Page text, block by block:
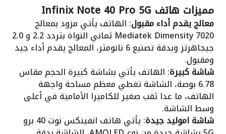
مميزات هاتف Infinix Note 40 Pro 5G
معالج يقدم أداء مقبول: الهاتف يأتي مزود بمعالج
Mediatek Dimensity 7020 ثماني النواة بتردد 2.2 و 2.0
جيجاهرتز وبدقة تصنيع 6 نانومتر، المعالج يقدم أداء جيد
ومقبول.
شاشة كبيرة: الهاتف يأتي بشاشة كبيرة الحجم مقاس
6.78 بوصة، الشاشة تغطي معظم مساحة واجهة
الهاتف، ما عدا ثقب صغير للكاميرا الأمامية في أعلى
وسط الشاشة.
شاشة اموليد جيدة : يأتي هاتف انفينكس نوت 40 برو